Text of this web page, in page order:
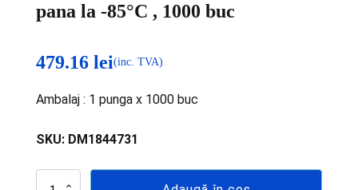
pana la -85°C , 1000 buc
479.16 lei(inc. TVA)
Ambalaj : 1 punga x 1000 buc
SKU: DM1844731
Cantitate